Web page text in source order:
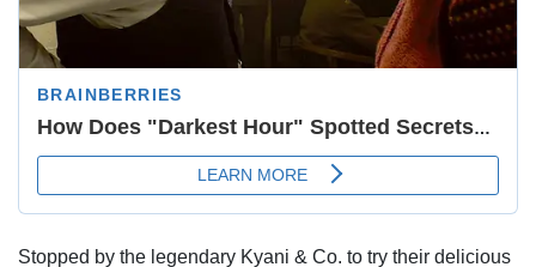
Stopped by the legendary Kyani & Co. to try their delicious